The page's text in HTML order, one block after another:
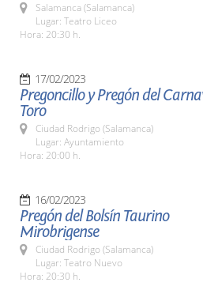
Salamanca (Salamanca)
Lugar: Teatro Liceo
Hora: 20:30 h.
17/02/2023
Pregoncillo y Pregón del
Toro
Ciudad Rodrigo (Salamanca)
Lugar: Ayuntamiento
Hora: 20:00 h.
16/02/2023
Pregón del Bolsín Taurino
Mirobrigense
Ciudad Rodrigo (Salamanca)
Lugar: Teatro Nuevo
Hora: 20:30 h.